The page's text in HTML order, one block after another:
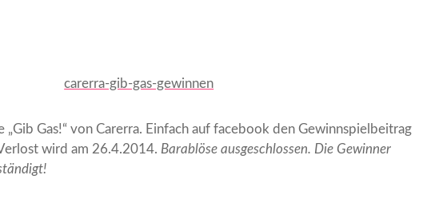
„Gib Gas!“ von Carerra. Einfach auf facebook den Gewinnspielbeitrag
wird am 26.4.2014. Barablöse ausgeschlossen. Die Gewinner